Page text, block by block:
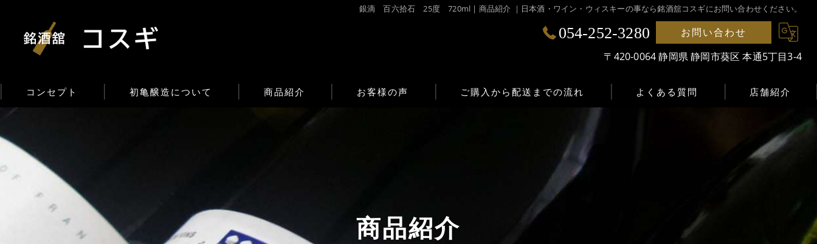
銀滴 百六拾石 25度 720ml | 商品紹介 ｜日本酒・ワイン・ウィスキーの事なら銘酒舘コスギにお問い合わせください。
054-252-3280
お問い合わせ
〒420-0064 静岡県 静岡市葵区 本通5丁目3-4
コンセプト 初亀醸造について 商品紹介 お客様の声 ご購入から配送までの流れ よくある質問 店舗紹介
商品紹介